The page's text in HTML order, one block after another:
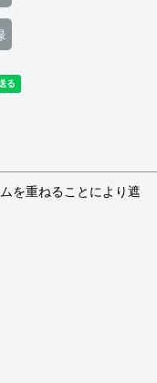
を重ねることにより遮